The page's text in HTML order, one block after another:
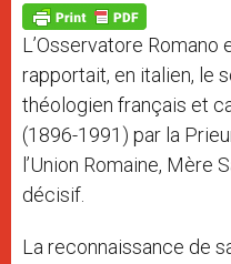
p
p
g
e
r
o
k
L’Osservatore Romano
rapportait, en italien, le
théologien français et
(1896-1991) par la
l’Union Romaine, Mère
décisif.
La reconnaissance de